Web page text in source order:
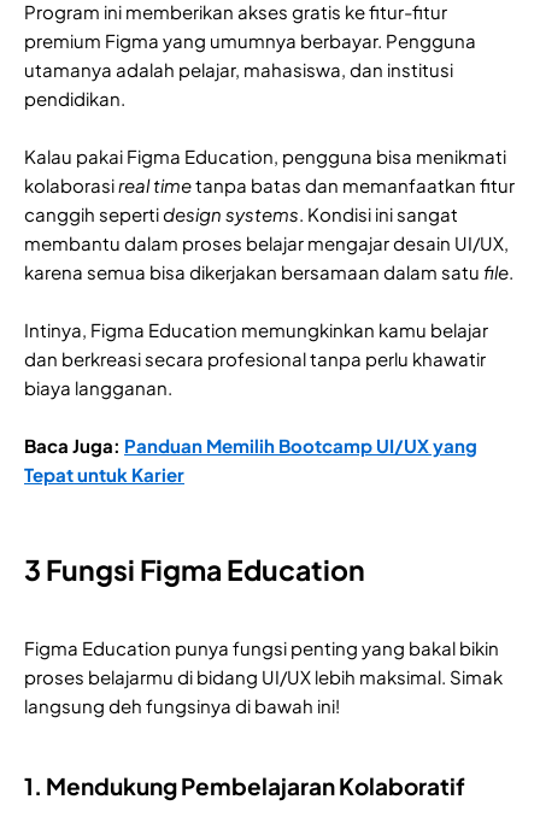
Program ini memberikan akses gratis ke fitur-fitur
premium Figma yang umumnya berbayar. Pengguna
utamanya adalah pelajar, mahasiswa, dan institusi
pendidikan.
Kalau pakai Figma Education, pengguna bisa menikmati
kolaborasi real timetanpa batas dan memanfaatkan fitur
canggih sepertidesign systems . Kondisi ini sangat
membantu dalam proses belajar mengajar desain UI/UX,
karena semua bisa dikerjakan bersamaan dalam satu file
Intinya, Figma Education memungkinkan kamu belajar
dan berkreasi secara profesional tanpa perlu khawatir
biaya langganan.
Baca Juga: Panduan Memilih Bootcamp UI/UX yang
Tepat untuk Karier
3 Fungsi Figma Education
Figma Education punya fungsi penting yang bakal bikin
proses belajarmu di bidang UI/UX lebih maksimal. Simak
langsung deh fungsinya di bawah ini!
1. Mendukung Pembelajaran Kolaboratif